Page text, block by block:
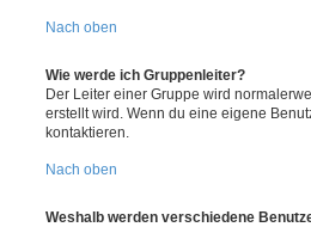
Nach oben
Wie werde ich Gruppenleiter?
Der Leiter einer Gruppe wird
erstellt wird. Wenn du eine eigene
kontaktieren.
Nach oben
Weshalb werden verschiedene